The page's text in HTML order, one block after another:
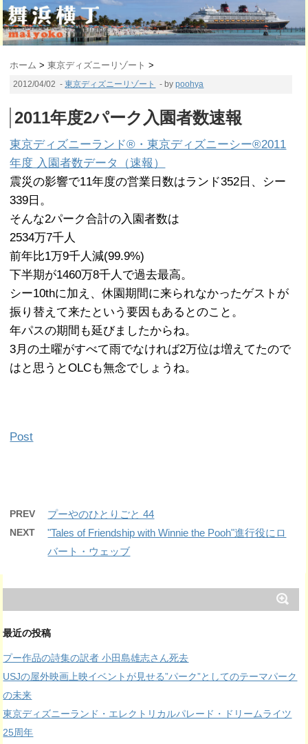
ホーム >東京ディズニーリゾート >
2012/04/02 -東京ディズニーリゾート - bypoohya
2011年度2パーク入園者数速報
東京ディズニーランド®・東京ディズニーシー®2011
年度 入園者数データ（速報）
震災の影響で11年度の営業日数はランド352日、シー
339日。
そんな2パーク合計の入園者数は
2534万7千人
前年比1万9千人減(99.9%)
下半期が1460万8千人で過去最高。
シー10thに加え、休園期間に来られなかったゲストが
振り替えて来たという要因もあるとのこと。
年パスの期間も延びましたからね。
3月の土曜がすべて雨でなければ2万位は増えてたので
はと思うとOLCも無念でしょうね。
Post
PREV プーやのひとりごと 44
NEXT
"Tales of Friendship with Winnie the Pooh"進行役にロ
バート・ウェッブ
最近の投稿
プー作品の詩集の訳者 小田島雄志さん死去
USJの屋外映画上映イベントが見せる”パーク”としてのテーマパーク
の未来
東京ディズニーランド・エレクトリカルパレード・ドリームライツ
25周年